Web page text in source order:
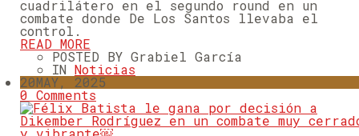
cuadrilátero en el segundo round en un
combate donde De Los Santos llevaba el
control.
READ MORE
POSTED BY Grabiel García
IN Noticias
20MAY, 2025
0 Comments